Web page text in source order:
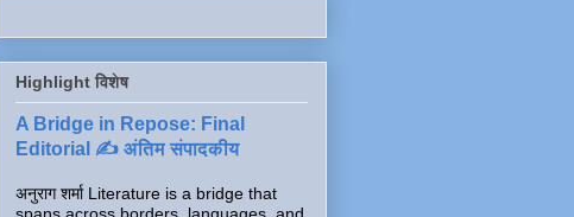
Highlight विशेष
A Bridge in Repose: Final
Editorial ✍️ अंतिम संपादकीय
अनुराग शर्मा Literature is a bridge that